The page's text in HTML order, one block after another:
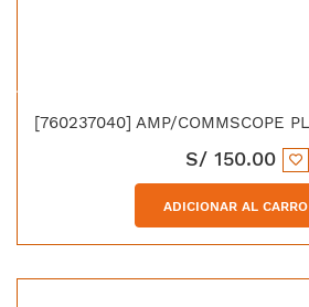
S/ 150.00
ADICIONAR AL CARRO